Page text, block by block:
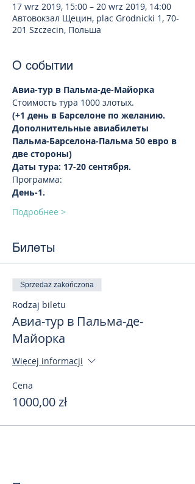
17 wrz 2019, 15:00 – 20 wrz 2019, 14:00
Автовокзал Щецин, plac Grodnicki 1, 70-
201 Szczecin, Польша
О событии
Авиа-тур в Пальма-де-Майорка
Стоимость тура 1000 злотых.
(+1 день в Барселоне по желанию.
Дополнительные авиабилеты
Пальма-Барселона-Пальма 50 евро в
две стороны)
Даты тура: 17-20 сентября.
Программа:
День-1.
Подробнее >
Билеты
Sprzedaż zakończona
Rodzaj biletu
Авиа-тур в Пальма-де-
Майорка
Więcej informacji
Cena
1000,00 zł